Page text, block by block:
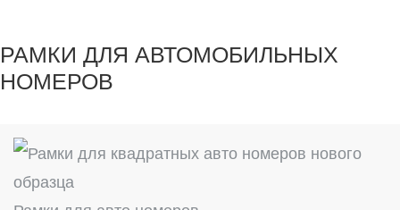
РАМКИ ДЛЯ АВТОМОБИЛЬНЫХ
НОМЕРОВ